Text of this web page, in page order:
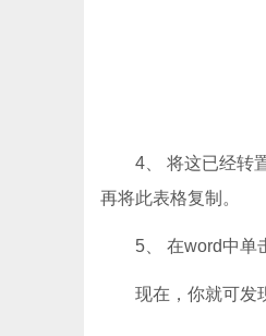
4、 将这已经转置
再将此表格复制。
5、 在word中单击
现在，你就可发现